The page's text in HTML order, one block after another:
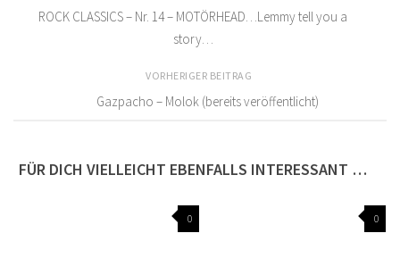
ROCK CLASSICS – Nr. 14 – MOTÖRHEAD…Lemmy tell you a
story…
VORHERIGER BEITRAG
Gazpacho – Molok (bereits veröffentlicht)
FÜR DICH VIELLEICHT EBENFALLS INTERESSANT …
0 0